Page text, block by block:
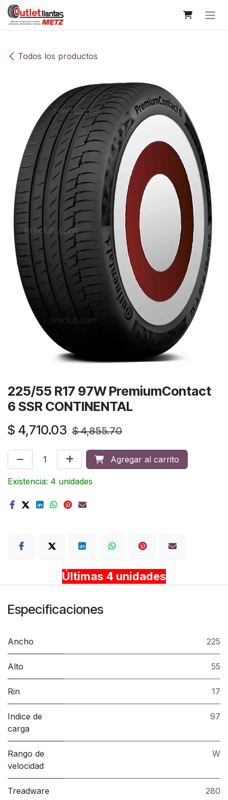
Ir al contenido
Todos los productos
225/55 R17 97W PremiumContact
6 SSR CONTINENTAL
$ 4,710.03 $4,855.70
Agregar al carrito
Existencia: 4 unidades
Últimas 4 unidades
Especificaciones
Ancho 225
Alto 55
Rin 17
Indice de
carga
97
Rango de
velocidad
W
Treadware 280